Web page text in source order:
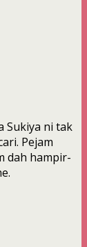
Sukiya ni tak
Pejam
dah hampir-